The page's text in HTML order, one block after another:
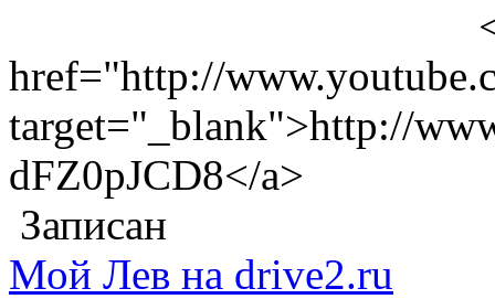
href="http://
target="_blank">http://
dFZ0pJCD8</a>
Записан
Мой Лев на drive2.ru